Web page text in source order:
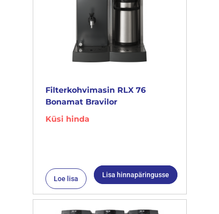
Filterkohvimasin RLX 76
Bonamat Bravilor
Küsi hinda
Loe lisa Lisa hinnapäringusse